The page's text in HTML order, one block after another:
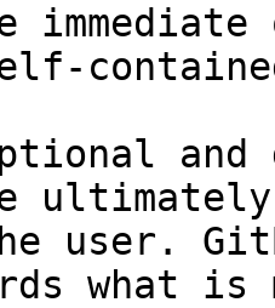
and
user.
what